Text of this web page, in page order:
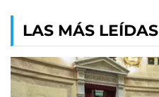
LAS MÁS LEÍDAS